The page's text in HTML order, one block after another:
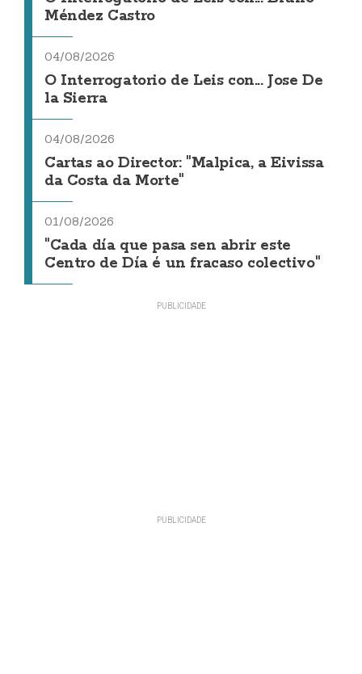
Méndez Castro
04/08/2026
O Interrogatorio de Leis con... Jose De
la Sierra
04/08/2026
Cartas ao Director: "Malpica, a Eivissa
da Costa da Morte"
01/08/2026
"Cada día que pasa sen abrir este
Centro de Día é un fracaso colectivo"